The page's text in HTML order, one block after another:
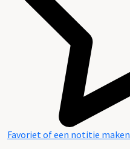
Favoriet of een notitie maken